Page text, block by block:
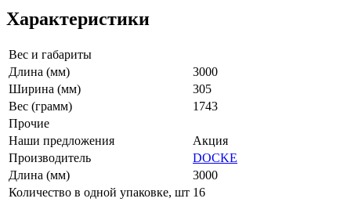
Характеристики
Вес и габариты
Длина (мм)
3000
Ширина (мм)
305
Вес (грамм)
1743
Прочие
Наши предложения
Акция
Производитель
DOCKE
Длина (мм)
3000
Количество в одной упаковке, шт 16